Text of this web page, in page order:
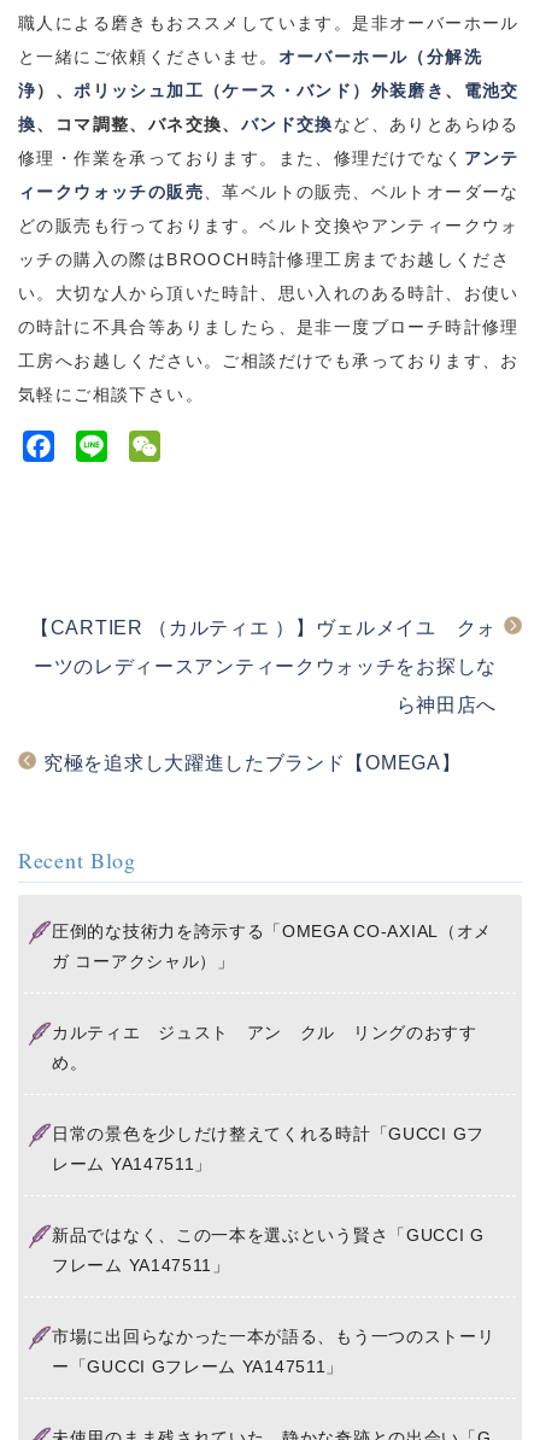
職人による磨きもおススメしています。是非オーバーホール
と一緒にご依頼くださいませ。 オーバーホール（分解洗
浄）、 ポリッシュ加工（ケース・バンド）外装磨き 、 電池交
換、コマ調整、バネ交換、 バンド交換など、ありとあらゆる
修理・作業を承っております。
また、修理だけでなく アンテ
ィークウォッチの販売 、革ベルトの販売、ベルトオーダーな
どの販売も行っております。ベルト交換やアンティークウォ
ッチの購入の際はBROOCH時計修理工房までお越しくださ
い。 大切な人から頂いた時計、思い入れのある時計、お使い
の時計に不具合等ありましたら、是非一度ブローチ時計修理
工房へお越しください。 ご相談だけでも承っております、お
気軽にご相談下さい。
o
k
【CARTIER （カルティエ ）】ヴェルメイユ クォ
ーツのレディースアンティークウォッチをお探しな
ら神田店へ
究極を追求し大躍進したブランド【OMEGA】
Recent Blog
圧倒的な技術力を誇示する「OMEGA CO-AXIAL（オメ
ガ コーアクシャル）」
カルティエ ジュスト アン クル リングのおすす
め。
日常の景色を少しだけ整えてくれる時計「GUCCI Gフ
レーム YA147511」
新品ではなく、この一本を選ぶという賢さ「GUCCI G
フレーム YA147511」
市場に出回らなかった一本が語る、もう一つのストーリ
ー「GUCCI Gフレーム YA147511」